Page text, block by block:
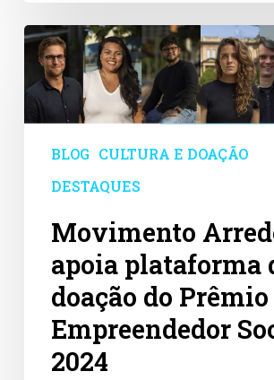
Movimento
Arredondar
apoia
plataforma
de
Empreendedor
2024
BLOG CULTURA E DOAÇÃO
DESTAQUES
Movimento
apoia plataforma
doação do Prêmio
Empreendedor
2024